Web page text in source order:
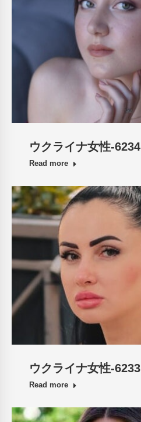
ウクライナ女性-6234
Read more
ウクライナ女性-6233
Read more